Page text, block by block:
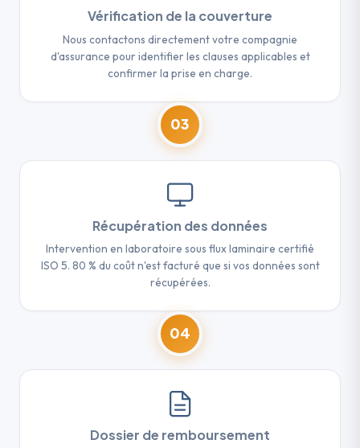
Vérification de la couverture
Nous contactons directement votre compagnie
d'assurance pour identifier les clauses applicables et
confirmer la prise en charge.
03
Récupération des données
Intervention en laboratoire sous flux laminaire certifié
ISO 5. 80 % du coût n'est facturé que si vos données sont
récupérées.
04
Dossier de remboursement